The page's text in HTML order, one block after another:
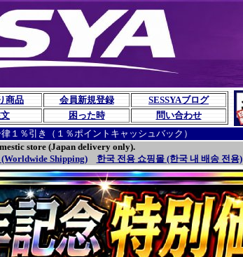
商品 会員新規登録
SESSYAブログ
困った時
問い合わせ
％引き（１％ポイントキャッシュバック）
store (Japan delivery only).
Shipping) 한국 전용 쇼핑몰 (한국 내 배송 전용)